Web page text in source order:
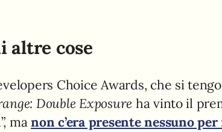
altre cose
Choice Awards, che si
Double Exposure ha vinto il
manon c’era presente nessuno